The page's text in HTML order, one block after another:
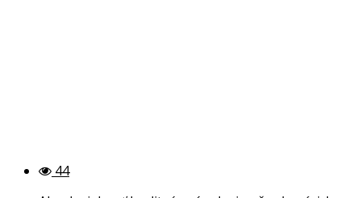
44